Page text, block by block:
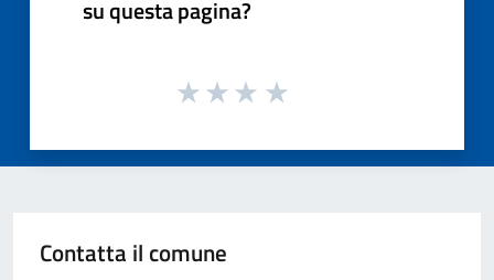
su questa pagina?
Contatta il comune